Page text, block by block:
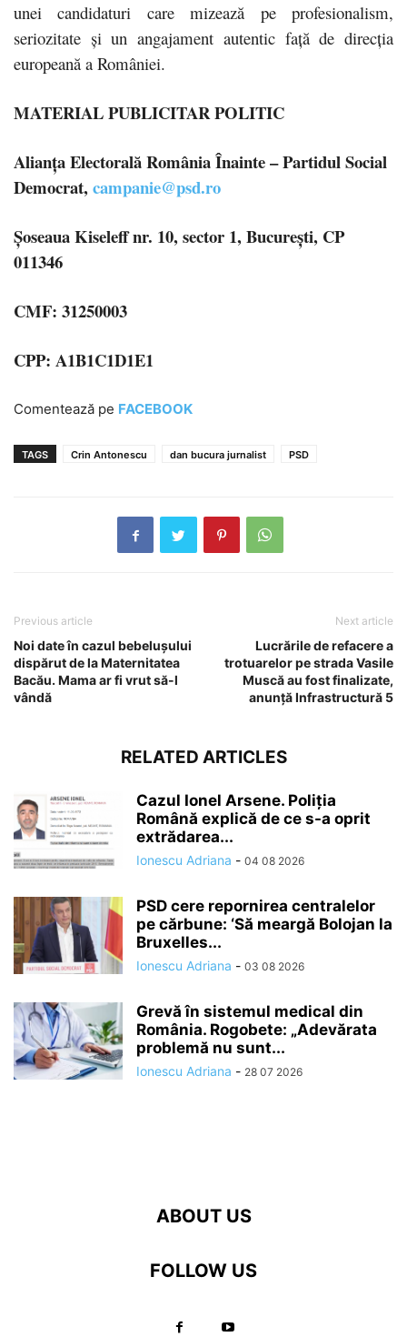
unei candidaturi care mizează pe profesionalism,
seriozitate și un angajament autentic față de direcția
europeană a României.
MATERIAL PUBLICITAR POLITIC
Alianța Electorală România Înainte – Partidul Social
Democrat, campanie@psd.ro
Șoseaua Kiseleff nr. 10, sector 1, București, CP
011346
CMF: 31250003
CPP: A1B1C1D1E1
Comentează pe FACEBOOK
TAGS Crin Antonescu dan bucura jurnalist PSD
Previous article
Noi date în cazul bebelușului
dispărut de la Maternitatea
Bacău. Mama ar fi vrut să-l
vândă
Next article
Lucrările de refacere a
trotuarelor pe strada Vasile
Muscă au fost finalizate,
anunță Infrastructură 5
RELATED ARTICLES
Cazul Ionel Arsene. Poliția
Română explică de ce s-a oprit
extrădarea...
Ionescu Adriana - 04 08 2026
PSD cere repornirea centralelor
pe cărbune: ‘Să meargă Bolojan la
Bruxelles...
Ionescu Adriana - 03 08 2026
Grevă în sistemul medical din
România. Rogobete: „Adevărata
problemă nu sunt...
Ionescu Adriana - 28 07 2026
ABOUT US
FOLLOW US